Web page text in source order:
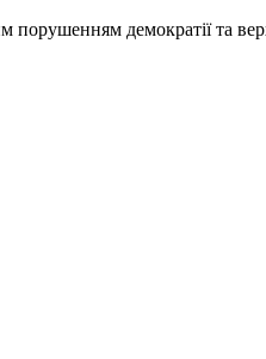
демократії та